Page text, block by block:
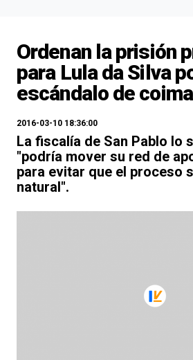
Ordenan la prisión
para Lula da Silva
escándalo de
2016-03-10 18:36:00
La fiscalía de San Pablo lo
"podría mover su red de
para evitar que el proceso
natural".